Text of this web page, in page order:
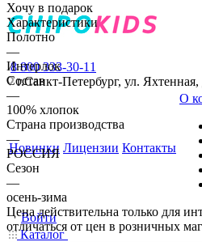
8 800 333-30-11
г.Санкт-Петербург, ул.
Новинки Лицензии Контакты
О
Войти
Каталог
Хочу в подарок
Характеристики
Полотно
—
Интерлок
Состав
—
100% хлопок
Страна производства
—
РОССИЯ
Сезон
—
осень-зима
Цена действительна только для
отличаться от цен в розничных